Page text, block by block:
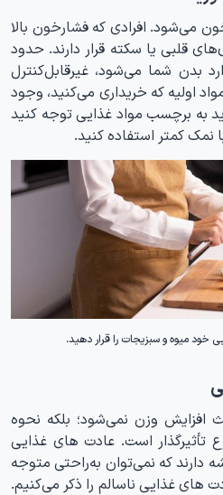
می‌شود. افرادی که فشارخون بالا
قلبی یا سکته قرار دارند. حدود
بدن شما می‌شود، غیرقابل‌کنترل
اولیه که خریداری می‌کنید، وجود
به برچسب مواد غذایی توجه کنید
کمتر استفاده کنید.
خود میوه و سبزیجات را قرار دهید.
افزایش وزن نمی‌شود؛ بلکه نحوه
است. عادت های غذایی
دارند که نمی‌توان به‌راحتی متوجه
های غذایی ناسالم را ذکر می‌کنیم.